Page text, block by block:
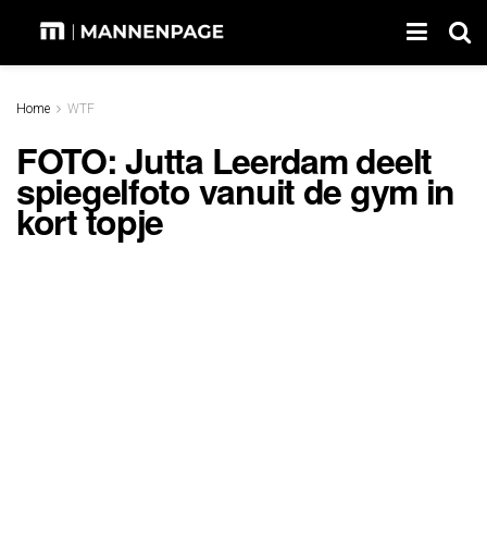
Home WTF
FOTO: Jutta Leerdam deelt
spiegelfoto vanuit de gym in
kort topje